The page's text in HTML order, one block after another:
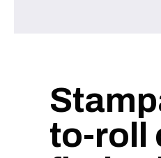
to-roll